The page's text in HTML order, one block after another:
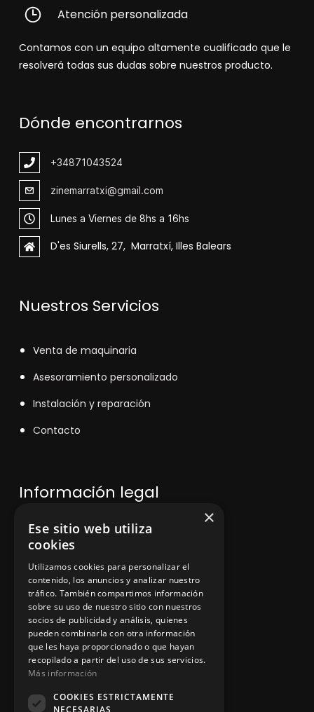
Atención personalizada
Contamos con un equipo altamente cualificado que le
resolverá todas sus dudas sobre nuestros producto.
Dónde encontrarnos
+34871043524
zinemarratxi@gmail.com
Lunes a Viernes de 8hs a 16hs
D'es Siurells, 27, Marratxí, Illes Balears
Nuestros Servicios
Venta de maquinaria
Asesoramiento personalizado
Instalación y reparación
Contacto
Información legal
Política de privacidad
Aviso legal
App Zine Hostelería
×
Ese sitio web utiliza
cookies
Utilizamos cookies para personalizar el
contenido, los anuncios y analizar nuestro
tráfico. También compartimos información
sobre su uso de nuestro sitio con nuestros
socios de publicidad y análisis, quienes
pueden combinarla con otra información
que les haya proporcionado o que hayan
recopilado a partir del uso de sus servicios.
Más información
COOKIES ESTRICTAMENTE
NECESARIAS